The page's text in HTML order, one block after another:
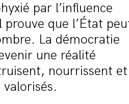
par l’influence
que l’État
La démocratie
une réalité
nourrissent et